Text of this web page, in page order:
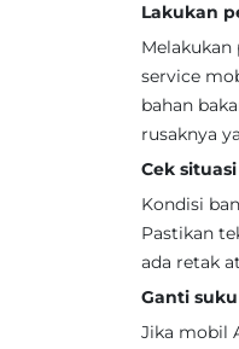
Lakukan
service
bahan
rusaknya
Cek
Kondisi
Pastikan
ada retak
Ganti
Jika mobil